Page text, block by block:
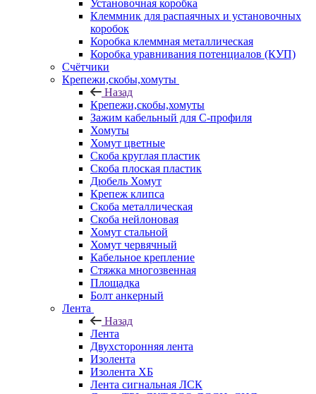
Установочная коробка
Клеммник для распаячных и установочных
коробок
Коробка клеммная металлическая
Коробка уравнивания потенциалов (КУП)
Счётчики
Крепежи,скобы,хомуты
Назад
Крепежи,скобы,хомуты
Зажим кабельный для С-профиля
Хомуты
Хомут цветные
Скоба круглая пластик
Скоба плоская пластик
Дюбель Хомут
Крепеж клипса
Скоба металлическая
Скоба нейлоновая
Хомут стальной
Хомут червячный
Кабельное крепление
Стяжка многозвенная
Площадка
Болт анкерный
Лента
Назад
Лента
Двухсторонняя лента
Изолента
Изолента ХБ
Лента сигнальная ЛСК